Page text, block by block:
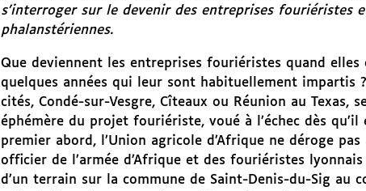
s’interroger sur le devenir des entreprises fouriéristes
phalanstériennes.
Que deviennent les entreprises fouriéristes quand
quelques années qui leur sont habituellement impartis
cités, Condé-sur-Vesgre, Cîteaux ou Réunion au Texas,
éphémère du projet fouriériste, voué à l’échec dès
premier abord, l’Union agricole d’Afrique ne déroge
officier de l’armée d’Afrique et des fouriéristes
d’un terrain sur la commune de Saint-Denis-du-Sig au